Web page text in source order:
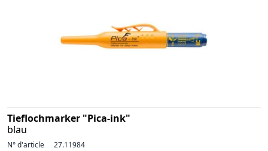
Tieflochmarker "Pica-ink"
blau
N° d'article 27.11984